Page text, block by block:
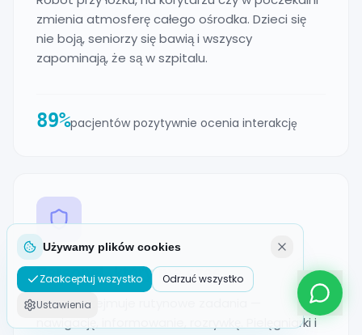
zmienia atmosferę całego ośrodka. Dzieci się
nie boją, seniorzy się bawią i wszyscy
zapominają, że są w szpitalu.
89%pacjentów pozytywnie ocenia interakcję
Personel, który ma czas
Robot przejmuje rutynowe zadania —
nawigację, informowanie, rozrywkę. Pielęgniarki i
Używamy plików cookies
Zaakceptuj wszystko
Odrzuć wszystko
Ustawienia